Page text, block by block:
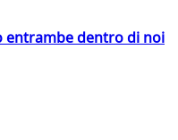
entrambe dentro di noi